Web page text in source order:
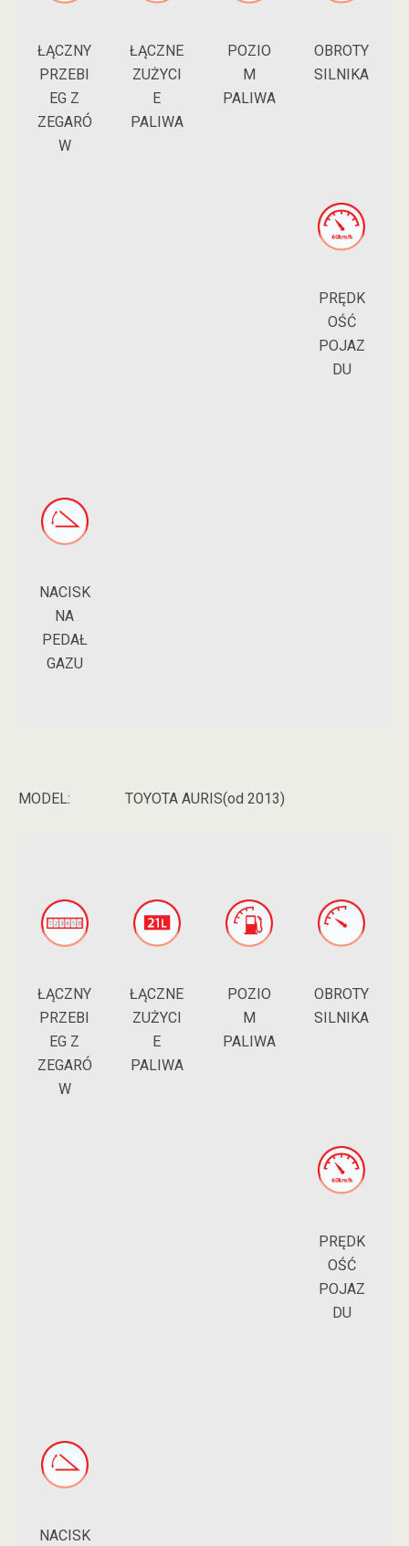
ŁĄCZNY
PRZEBI
EG Z
ZEGARÓ
W
ŁĄCZNE
ZUŻYCI
E
PALIWA
POZIO
M
PALIWA
OBROTY
SILNIKA
PRĘDK
OŚĆ
POJAZ
DU
NACISK
NA
PEDAŁ
GAZU
MODEL: TOYOTA AURIS(od 2013)
ŁĄCZNY
PRZEBI
EG Z
ZEGARÓ
W
ŁĄCZNE
ZUŻYCI
E
PALIWA
POZIO
M
PALIWA
OBROTY
SILNIKA
PRĘDK
OŚĆ
POJAZ
DU
NACISK